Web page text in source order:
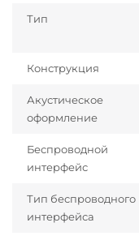
Тип
Конструкция
Акустическое
оформление
Беспроводной
интерфейс
Тип беспроводного
интерфейса